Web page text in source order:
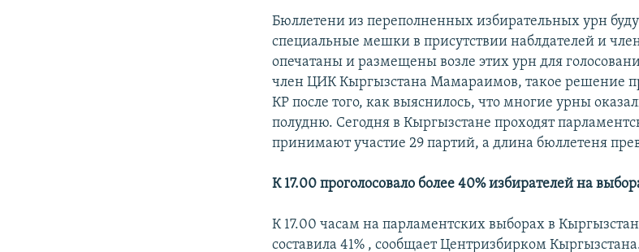
Бюллетени из переполненных избирательных урн
специальные мешки в присутствии наблдателей и
опечатаны и размещены возле этих урн для
член ЦИК Кыргызстана Мамараимов, такое решение
КР после того, как выяснилось, что многие урны
полудню. Сегодня в Кыргызстане проходят
принимают участие 29 партий, а длина бюллетеня
К 17.00 проголосовало более 40% избирателей на
К 17.00 часам на парламентских выборах в
составила 41% , сообщает Центризбирком